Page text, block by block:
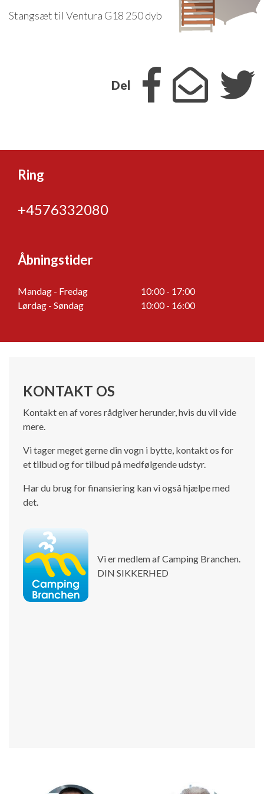
Isabella Opstillingsvejledninger
GPDR - Optagelse af foto og video
Stangsæt til Ventura G18 250 dyb
Del
Ring
+4576332080
Åbningstider
Mandag - Fredag
10:00 - 17:00
Lørdag - Søndag
10:00 - 16:00
KONTAKT OS
Kontakt en af vores rådgiver herunder, hvis du vil vide
mere.
Vi tager meget gerne din vogn i bytte, kontakt os for
et tilbud og for tilbud på medfølgende udstyr.
Har du brug for finansiering kan vi også hjælpe med
det.
Vi er medlem af Camping Branchen.
DIN SIKKERHED